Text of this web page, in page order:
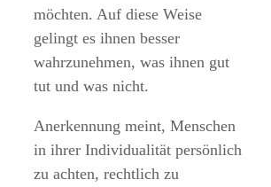
möchten. Auf diese Weise
gelingt es ihnen besser
wahrzunehmen, was ihnen gut
tut und was nicht.
Anerkennung meint, Menschen
in ihrer Individualität persönlich
zu achten, rechtlich zu